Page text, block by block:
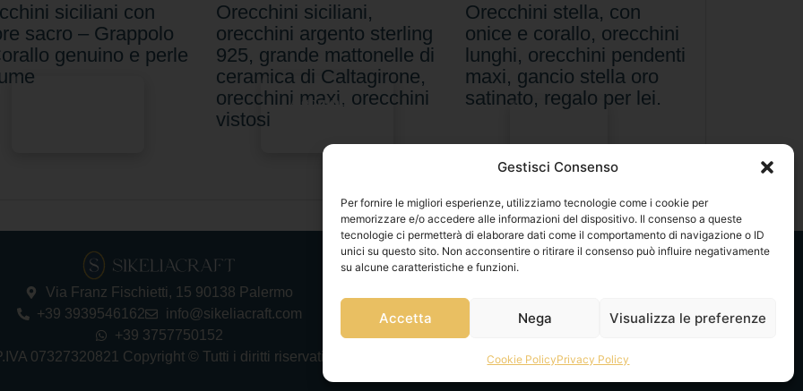
Gestisci Consenso
Per fornire le migliori esperienze, utilizziamo tecnologie come i cookie per
memorizzare e/o accedere alle informazioni del dispositivo. Il consenso a queste
tecnologie ci permetterà di elaborare dati come il comportamento di navigazione o ID
unici su questo sito. Non acconsentire o ritirare il consenso può influire negativamente
su alcune caratteristiche e funzioni.
Accetta Nega Visualizza le preferenze
Cookie PolicyPrivacy Policy
siciliani con
sacro – Grappolo
genuino e perle
Orecchini siciliani,
orecchini argento sterling
925, grande mattonelle di
ceramica di Caltagirone,
orecchini maxi, orecchini
vistosi
Aggiungi
Orecchini stella, con
onice e corallo, orecchini
lunghi, orecchini pendenti
maxi, gancio stella oro
satinato, regalo per lei.
Via Franz Fischietti, 15 90138 Palermo
+39 3939546162
info@sikeliacraft.com
+39 3757750152
07327320821 Copyright © Tutti i diritti riservati